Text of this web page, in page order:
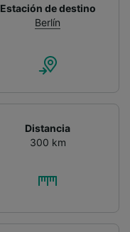
Estación de destino
Berlín
Distancia
300 km